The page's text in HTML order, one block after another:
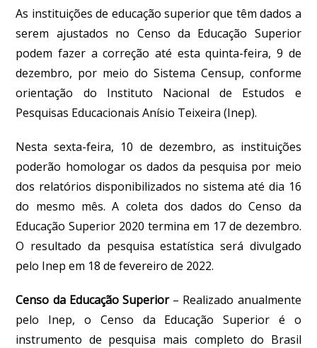
As instituições de educação superior que têm dados a
serem ajustados no Censo da Educação Superior
podem fazer a correção até esta quinta-feira, 9 de
dezembro, por meio do Sistema Censup, conforme
orientação do Instituto Nacional de Estudos e
Pesquisas Educacionais Anísio Teixeira (Inep).
Nesta sexta-feira, 10 de dezembro, as instituições
poderão homologar os dados da pesquisa por meio
dos relatórios disponibilizados no sistema até dia 16
do mesmo mês. A coleta dos dados do Censo da
Educação Superior 2020 termina em 17 de dezembro.
O resultado da pesquisa estatística será divulgado
pelo Inep em 18 de fevereiro de 2022.
Censo da Educação Superior – Realizado anualmente
pelo Inep, o Censo da Educação Superior é o
instrumento de pesquisa mais completo do Brasil